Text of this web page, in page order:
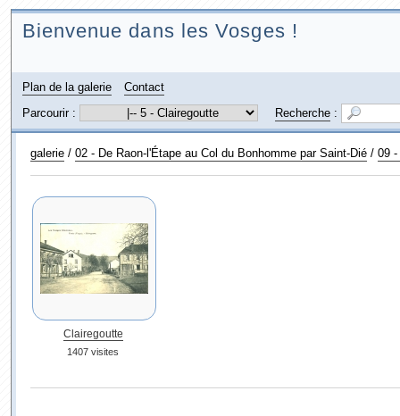
Bienvenue dans les Vosges !
Plan de la galerie
Contact
Parcourir :
Recherche:
galerie/ 02 - De Raon-l'Étape au Col du Bonhomme par Saint-Dié/ 09 -
Clairegoutte
1407 visites